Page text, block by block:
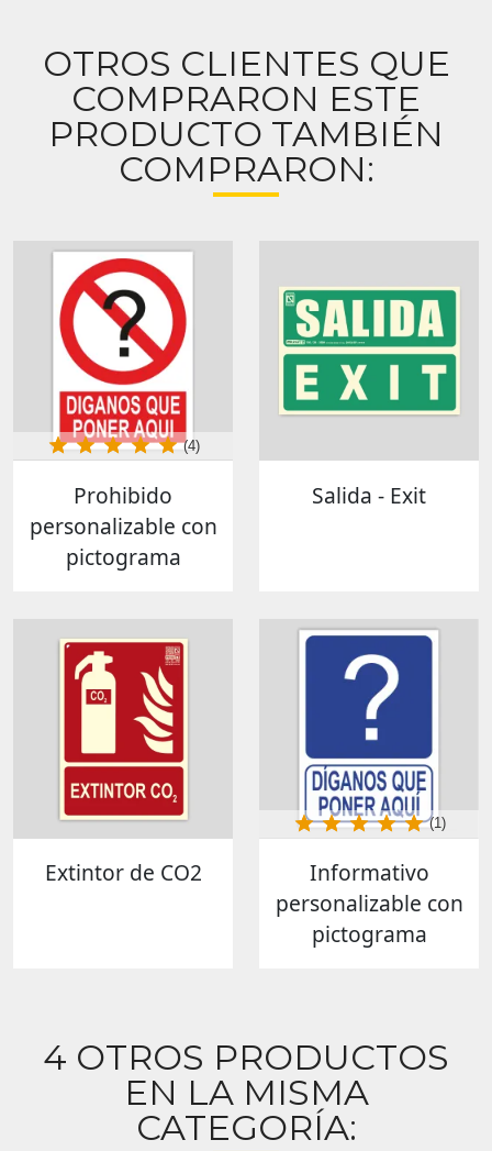
OTROS CLIENTES QUE
COMPRARON ESTE
PRODUCTO TAMBIÉN
COMPRARON:
Prohibido
personalizable con
pictograma
(4)
Salida - Exit
Extintor de CO2
Informativo
personalizable con
pictograma
(1)
4 OTROS PRODUCTOS
EN LA MISMA
CATEGORÍA: